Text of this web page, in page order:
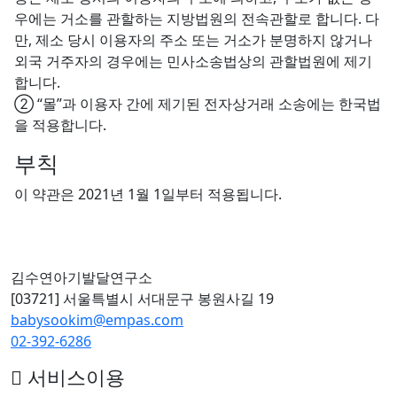
우에는 거소를 관할하는 지방법원의 전속관할로 합니다. 다
만, 제소 당시 이용자의 주소 또는 거소가 분명하지 않거나
외국 거주자의 경우에는 민사소송법상의 관할법원에 제기
합니다.
② “몰”과 이용자 간에 제기된 전자상거래 소송에는 한국법
을 적용합니다.
부칙
이 약관은 2021년 1월 1일부터 적용됩니다.
김수연아기발달연구소
[03721] 서울특별시 서대문구 봉원사길 19
babysookim@empas.com
02-392-6286
서비스이용